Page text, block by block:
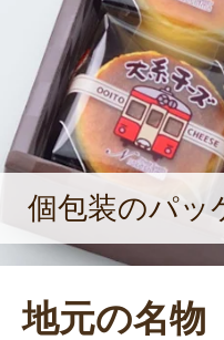
個包装のパッ
地元の名物